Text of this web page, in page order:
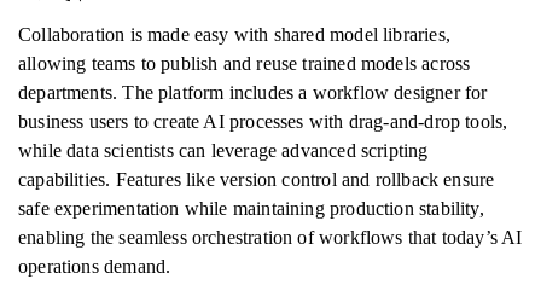
Collaboration is made easy with shared model libraries,
allowing teams to publish and reuse trained models across
departments. The platform includes a workflow designer for
business users to create AI processes with drag-and-drop tools,
while data scientists can leverage advanced scripting
capabilities. Features like version control and rollback ensure
safe experimentation while maintaining production stability,
enabling the seamless orchestration of workflows that today’s AI
operations demand.